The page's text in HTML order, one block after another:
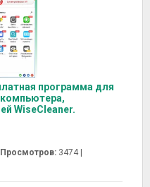
программа для
WiseCleaner.
Просмотров: 3474 |